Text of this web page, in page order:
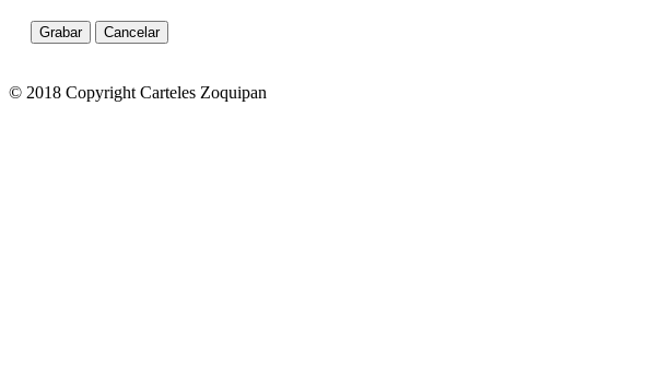
Grabar Cancelar
© 2018 Copyright Carteles Zoquipan